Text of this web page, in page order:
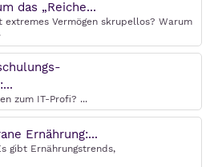
das „Reiche...
extremes Vermögen skrupellos? Warum
zum IT-Profi? ...
Ernährung:...
gibt Ernährungstrends,